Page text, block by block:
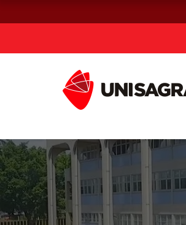
Graduação
Pós-
Curta